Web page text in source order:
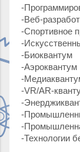
-
-Веб-
-Спортивное
-
-Биоквантум
-Аэроквантум
-
-VR/AR-
-
-
-
-Технологии